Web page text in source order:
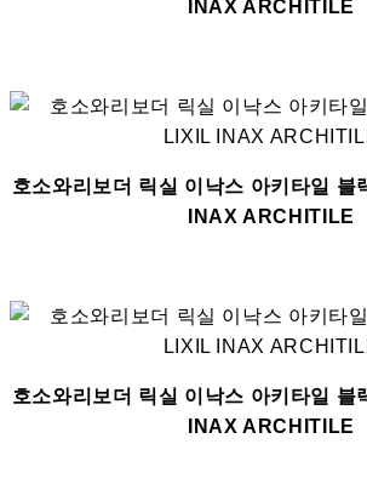
INAX ARCHITILE
호소와리보더 릭실 이낙스 아키타일 블
INAX ARCHITILE
호소와리보더 릭실 이낙스 아키타일 블
INAX ARCHITILE